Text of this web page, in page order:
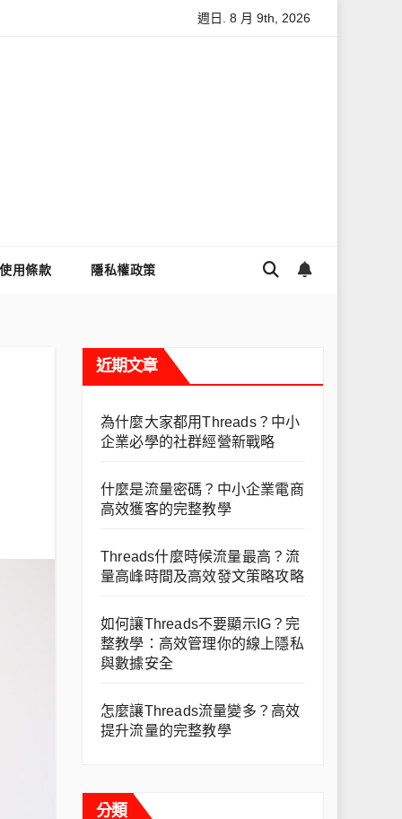
怎麼讓Threads流量變多？高效提升流量的完整教學
週日. 8 月 9th, 2026
使用條款 隱私權政策
近期文章
為什麼大家都用Threads？中小
企業必學的社群經營新戰略
什麼是流量密碼？中小企業電商
高效獲客的完整教學
Threads什麼時候流量最高？流
量高峰時間及高效發文策略攻略
如何讓Threads不要顯示IG？完
整教學：高效管理你的線上隱私
與數據安全
怎麼讓Threads流量變多？高效
提升流量的完整教學
分類